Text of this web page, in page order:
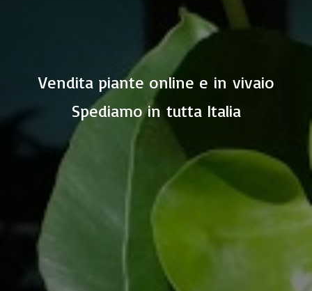
Vendita piante online e in vivaio
Spediamo in tutta Italia